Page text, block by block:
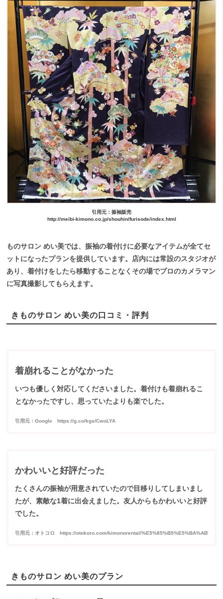
引用元：振袖販売
http://meibi-kimono.co.jp/shouhin/furisode/index.html
ものサロン めい美では、振袖の着付けに必要なアイテムが全てセ
ットになったプランを提供しています。店内には常設のスタジオが
あり、着付けをしたら移動することなくその場でプロのカメラマン
に写真撮影してもらえます。
きものサロン めい美の口コミ・評判
着崩れることがなかった
いつも優しく対応してくださいました。着付けも着崩れるこ
となかったですし、思っていたよりも楽でした。
引用元：Google https://g.co/kgs/CwoLYA
かわいいと好評だった
たくさんの振袖が用意されていたので目移りしてしまいまし
たが、素敵な1着に出会えました。友人からもかわいいと好評
でした。
引用元：オトコロ https://otokoro.com/kimonorental/
きものサロン めい美のプラン